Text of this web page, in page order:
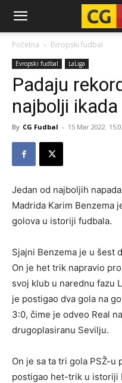
CG-
Fudbal
Početna Evropski fudbal
Evropski fudbal LaLiga
Padaju
najbolji ikada
By CG Fudbal - 15 Mar 2022.
Jedan od najboljih
Madrida Karim Benzema
golova u istoriji fudbala.
Sjajni Benzema je u šest
On je het trik napravio
svoj klub u narednu fazu
je postigao dva gola na
3:0, čime je odveo Real
drugoplasiranu Sevilju.
On je sa ta tri gola PSŽ-
postigao het-trik u istoriji